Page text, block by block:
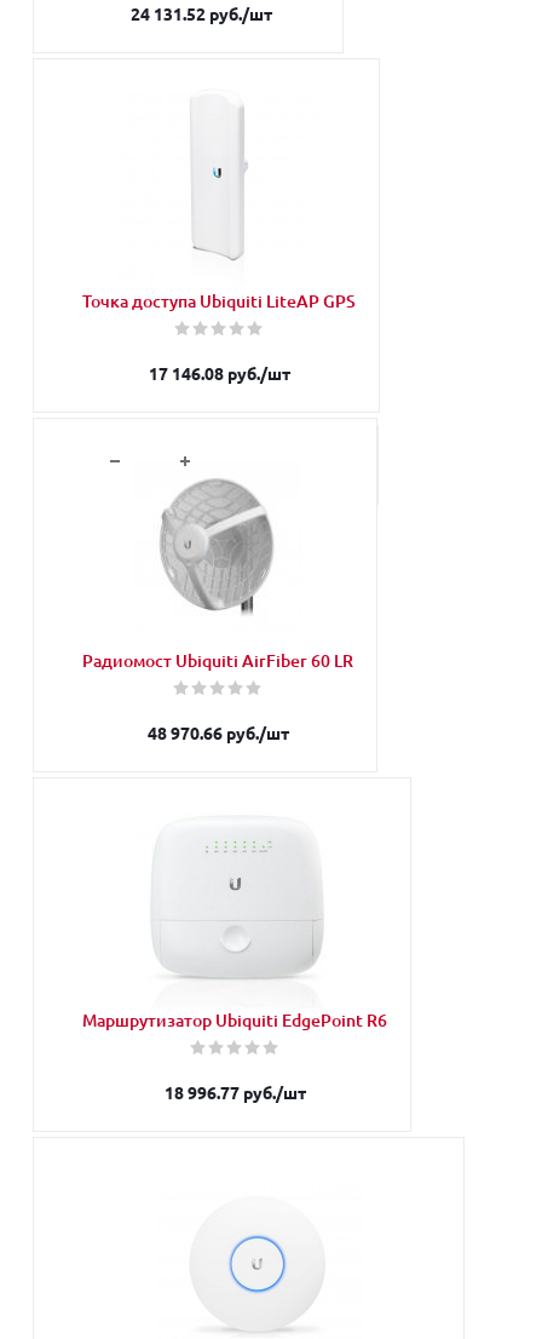
24 131.52руб./шт
с Вами и уточнят условия заказа
Точка доступа Ubiquiti LiteAP GPS
17 146.08руб./шт
Радиомост Ubiquiti AirFiber 60 LR
48 970.66руб./шт
Вами и уточнят условия заказа
Маршрутизатор Ubiquiti EdgePoint R6
18 996.77руб./шт
уточнят условия заказа